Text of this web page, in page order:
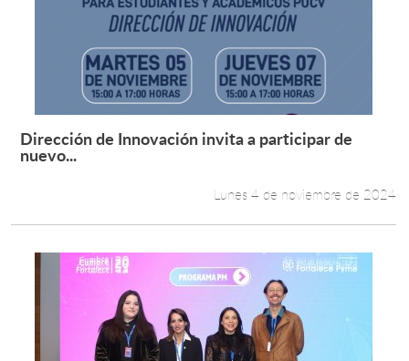
Leer más +
Dirección de Innovación invita a participar de
nuevo...
Lunes 4 de noviembre de 2024